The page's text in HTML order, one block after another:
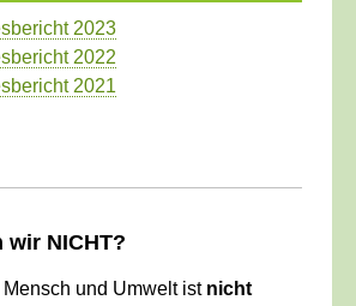
2023
2022
2021
wir NICHT?
Mensch und Umwelt ist nicht